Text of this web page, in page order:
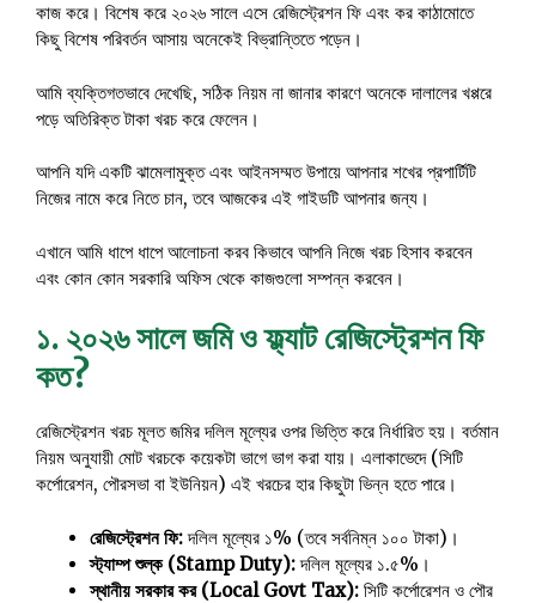
কাজ করে। বিশেষ করে ২০২৬ সালে এসে রেজিস্ট্রেশন ফি এবং কর কাঠামোতে
কিছু বিশেষ পরিবর্তন আসায় অনেকেই বিভ্রান্তিতে পড়েন।
আমি ব্যক্তিগতভাবে দেখেছি, সঠিক নিয়ম না জানার কারণে অনেকে দালালের খপ্পরে
পড়ে অতিরিক্ত টাকা খরচ করে ফেলেন।
আপনি যদি একটি ঝামেলামুক্ত এবং আইনসম্মত উপায়ে আপনার শখের প্রপার্টিটি
নিজের নামে করে নিতে চান, তবে আজকের এই গাইডটি আপনার জন্য।
এখানে আমি ধাপে ধাপে আলোচনা করব কিভাবে আপনি নিজে খরচ হিসাব করবেন
এবং কোন কোন সরকারি অফিস থেকে কাজগুলো সম্পন্ন করবেন।
১. ২০২৬ সালে জমি ও ফ্ল্যাট রেজিস্ট্রেশন ফি
কত?
রেজিস্ট্রেশন খরচ মূলত জমির দলিল মূল্যের ওপর ভিত্তি করে নির্ধারিত হয়। বর্তমান
নিয়ম অনুযায়ী মোট খরচকে কয়েকটা ভাগে ভাগ করা যায়। এলাকাভেদে (সিটি
কর্পোরেশন, পৌরসভা বা ইউনিয়ন) এই খরচের হার কিছুটা ভিন্ন হতে পারে।
রেজিস্ট্রেশন ফি:দলিল মূল্যের ১% (তবে সর্বনিম্ন ১০০ টাকা)।
স্ট্যাম্প শুল্ক (Stamp Duty):দলিল মূল্যের ১.৫%।
স্থানীয় সরকার কর (Local Govt Tax): সিটি কর্পোরেশন ও পৌর